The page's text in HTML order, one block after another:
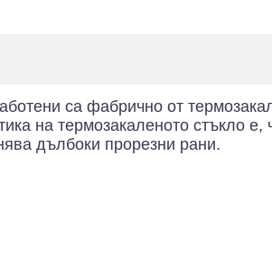
са фабрично от
на термозакаленото стъкло
дълбоки прорезни рани.